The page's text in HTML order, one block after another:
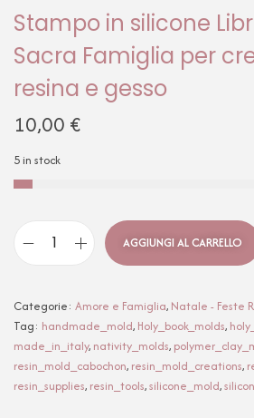
Stampo in silicone
Sacra Famiglia per
resina e gesso
10,00 €
5 in stock
AGGIUNGI AL CARRELLO
Categorie: Amore e Famiglia, Natale - Feste
Tag: handmade_mold, Holy_book_molds,
made_in_italy, nativity_molds,
resin_mold_cabochon, resin_mold_creations,
resin_supplies, resin_tools,silicone_mold,